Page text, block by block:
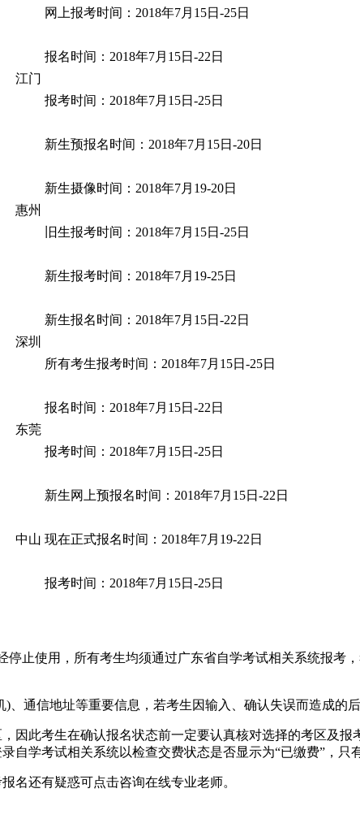
网上报考时间：2018年7月15日-25日
江门
报名时间：2018年7月15日-22日
报考时间：2018年7月15日-25日
惠州
新生预报名时间：2018年7月15日-20日
新生摄像时间：2018年7月19-20日
旧生报考时间：2018年7月15日-25日
新生报考时间：2018年7月19-25日
深圳
新生报名时间：2018年7月15日-22日
所有考生报考时间：2018年7月15日-25日
东莞
报名时间：2018年7月15日-22日
报考时间：2018年7月15日-25日
中山
新生网上预报名时间：2018年7月15日-22日
现在正式报名时间：2018年7月19-22日
报考时间：2018年7月15日-25日
止使用，所有考生均须通过广东省自学考试相关系统报考
信地址等重要信息，若考生因输入、确认失误而造成的后
此考生在确认报名状态前一定要认真核对选择的考区及报
学考试相关系统以检查交费状态是否显示为“已缴费”，只
名还有疑惑可点击咨询在线专业老师。